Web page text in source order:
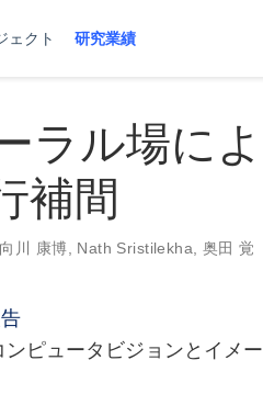
ェクト 研究業績
ラル場に
補間
向川 康博 Nath Sristilekha
奥田 覚
ピュータビジョンとイメ